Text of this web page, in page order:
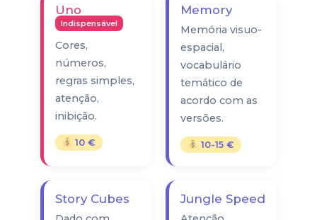
Uno
Indispensável
Cores,
números,
regras simples,
atenção,
inibição.
10 €
Memory
Memória visuo-
espacial,
vocabulário
temático de
acordo com as
versões.
10-15 €
Story Cubes Jungle Speed